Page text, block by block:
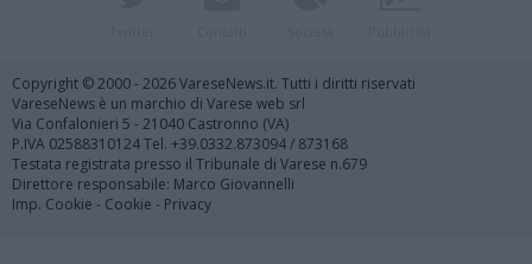
Copyright © 2000 - 2026 VareseNews.it. Tutti i diritti riservati
VareseNews è un marchio di Varese web srl
Via Confalonieri 5 - 21040 Castronno (VA)
P.IVA 02588310124 Tel. +39.0332.873094 / 873168
Testata registrata presso il Tribunale di Varese n.679
Direttore responsabile: Marco Giovannelli
Imp. Cookie - Cookie - Privacy